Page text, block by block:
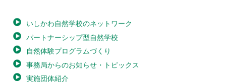
いしかわ自然学校のネットワーク
パートナーシップ型自然学校
自然体験プログラムづくり
事務局からのお知らせ・トピックス
実施団体紹介